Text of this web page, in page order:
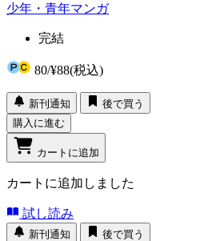
少年・青年マンガ
完結
80/¥88(税込)
新刊通知
後で買う
購入に進む
カートに追加
カートに追加しました
試し読み
新刊通知 後で買う